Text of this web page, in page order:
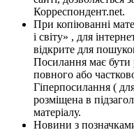
Корреспондент.net.
При копіюванні
і світу» , для
відкрите для
Посилання має бути
повного або
Гіперпосилання (
розміщена в
матеріалу.
Новини з